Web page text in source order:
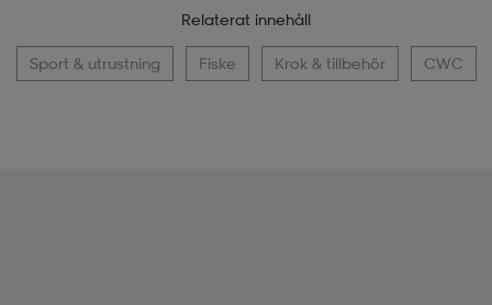
Relaterat innehåll
Sport & utrustning Fiske Krok & tillbehör CWC